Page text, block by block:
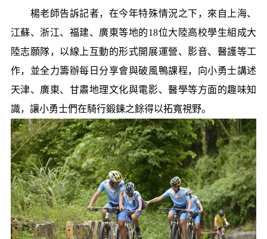
楊老師告訴記者，在今年特殊情況之下，來自上海、
江蘇、浙江、福建、廣東等地的18位大陸高校學生組成大
陸志願隊，以線上互動的形式開展運營、影音、醫護等工
作，並全力籌辦每日分享會與破風鴨課程，向小勇士講述
天津、廣東、甘肅地理文化與電影、醫學等方面的趣味知
識，讓小勇士們在騎行鍛鍊之餘得以拓寬視野。